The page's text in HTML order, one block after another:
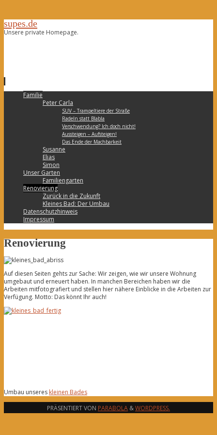
supes.de
Unsere private Homepage.
Familie
Peter Carla
SUV – Trampeltiere der Straße
Radeln statt Blabla
Verschwendung? Ich doch nicht!
Aussteigen – Aufsteigen!
Das Ende der Machbarkeit
Susanne
Elias
Simon
Unser Garten
Familiengarten
Renovierung
Zurück in die Zukunft
Kleines Bad: Der Umbau
Datenschutzhinweis
Impressum
Renovierung
Auf diesen Seiten gehts zur Sache: Wir zeigen, wie wir unsere Wohnung
umgebaut und erneuert haben. In manchen Bereichen haben wir die
Arbeiten mitfotografiert und stellen hier nähere Einblicke in die Arbeiten zur
Verfügung. Motto: Das könnt Ihr auch!
Umbau unseres kleinen Bades
PRÄSENTIERT VON PARABOLA &WORDPRESS.